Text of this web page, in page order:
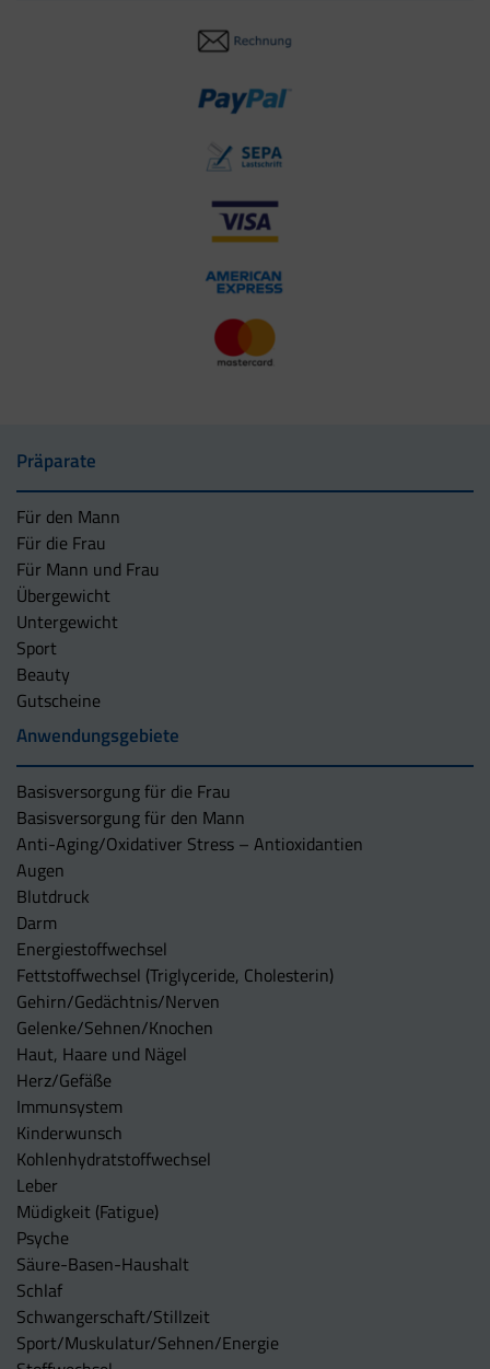
Präparate
Für den Mann
Für die Frau
Für Mann und Frau
Übergewicht
Untergewicht
Sport
Beauty
Gutscheine
Anwendungsgebiete
Basisversorgung für die Frau
Basisversorgung für den Mann
Anti-Aging/Oxidativer Stress – Antioxidantien
Augen
Blutdruck
Darm
Energiestoffwechsel
Fettstoffwechsel (Triglyceride, Cholesterin)
Gehirn/Gedächtnis/Nerven
Gelenke/Sehnen/Knochen
Haut, Haare und Nägel
Herz/Gefäße
Immunsystem
Kinderwunsch
Kohlenhydratstoffwechsel
Leber
Müdigkeit (Fatigue)
Psyche
Säure-Basen-Haushalt
Schlaf
Schwangerschaft/Stillzeit
Sport/Muskulatur/Sehnen/Energie